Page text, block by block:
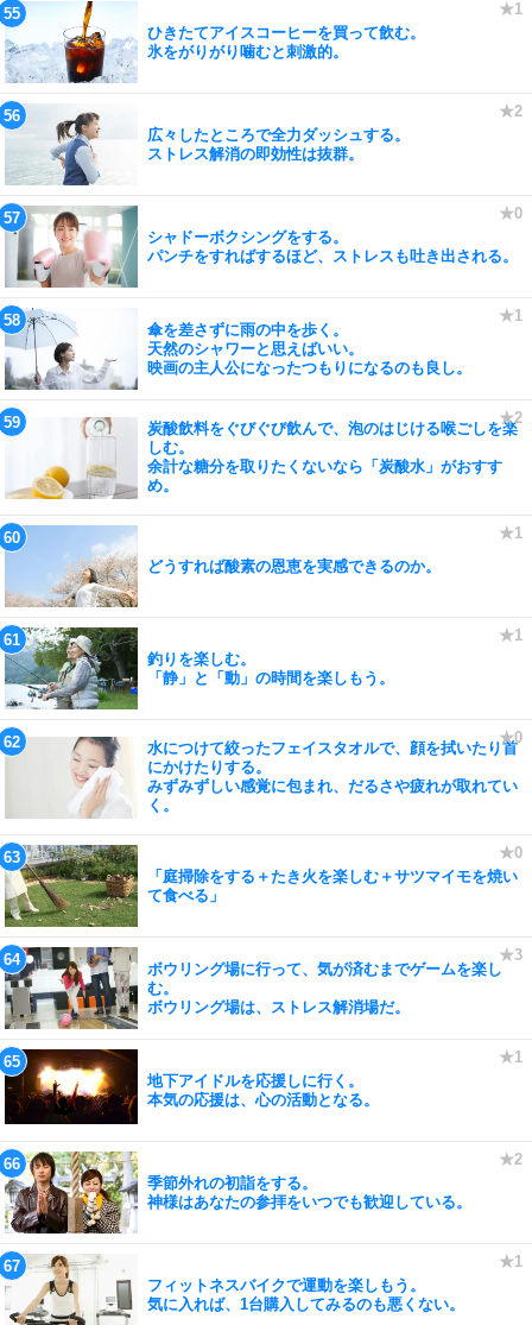
ひきたてアイスコーヒーを買って飲む。
氷をがりがり噛むと刺激的。
広々したところで全力ダッシュする。
ストレス解消の即効性は抜群。
シャドーボクシングをする。
パンチをすればするほど、ストレスも吐き出される。
傘を差さずに雨の中を歩く。
天然のシャワーと思えばいい。
映画の主人公になったつもりになるのも良し。
炭酸飲料をぐびぐび飲んで、泡のはじける喉ごしを楽
しむ。
余計な糖分を取りたくないなら「炭酸水」がおすす
め。
どうすれば酸素の恩恵を実感できるのか。
釣りを楽しむ。
「静」と「動」の時間を楽しもう。
水につけて絞ったフェイスタオルで、顔を拭いたり首
にかけたりする。
みずみずしい感覚に包まれ、だるさや疲れが取れてい
く。
「庭掃除をする＋たき火を楽しむ＋サツマイモを焼い
て食べる」
ボウリング場に行って、気が済むまでゲームを楽し
む。
ボウリング場は、ストレス解消場だ。
地下アイドルを応援しに行く。
本気の応援は、心の活動となる。
季節外れの初詣をする。
神様はあなたの参拝をいつでも歓迎している。
フィットネスバイクで運動を楽しもう。
気に入れば、1台購入してみるのも悪くない。